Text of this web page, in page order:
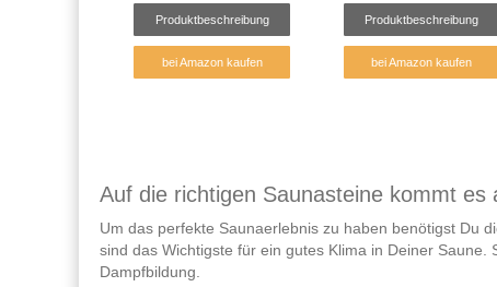
Produktbeschreibung
bei Amazon kaufen
Produktbeschreibung
bei Amazon kaufen
Auf die richtigen Saunasteine kommt es
Um das perfekte Saunaerlebnis zu haben benötigst Du
sind das Wichtigste für ein gutes Klima in Deiner
Dampfbildung.